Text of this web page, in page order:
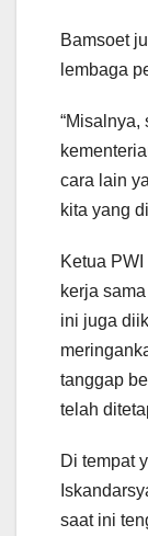
Bamsoet
lembaga
“Misalnya,
cara lain
kita yang
Ketua
kerja
ini juga
tanggap
telah
Di tempat
saat ini